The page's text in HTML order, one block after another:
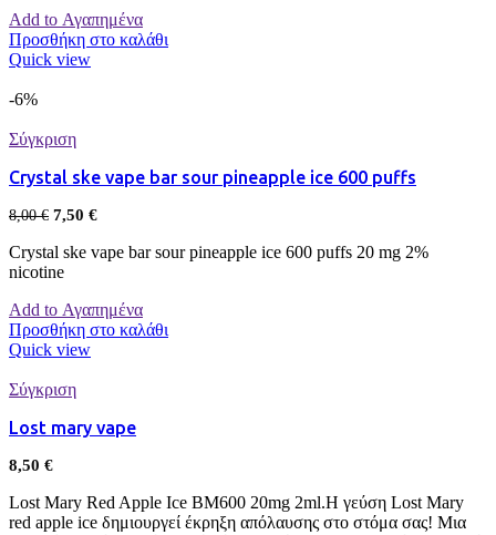
Add to Αγαπημένα
Προσθήκη στο καλάθι
Quick view
-6%
Σύγκριση
Crystal ske vape bar sour pineapple ice 600 puffs
8,00€ 7,50 €
Crystal ske vape bar sour pineapple ice 600 puffs 20 mg 2%
nicotine
Add to Αγαπημένα
Προσθήκη στο καλάθι
Quick view
Σύγκριση
Lost mary vape
8,50 €
Lost Mary Red Apple Ice BM600 20mg 2ml.Η γεύση Lost Mary
red apple ice δημιουργεί έκρηξη απόλαυσης στο στόμα σας! Μια